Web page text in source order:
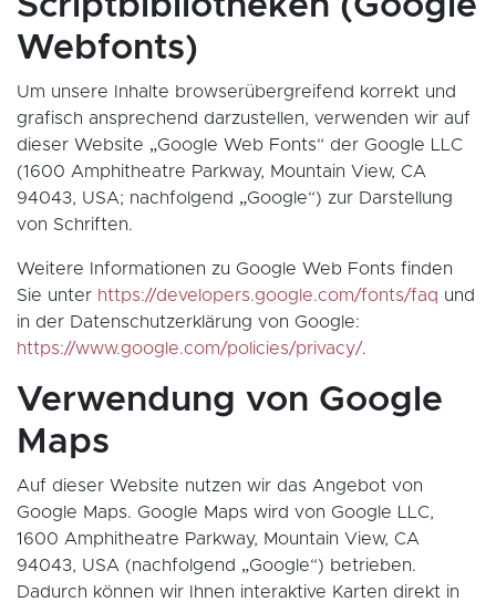
Webfonts)
Um unsere Inhalte browserübergreifend korrekt und
grafisch ansprechend darzustellen, verwenden wir auf
dieser Website „Google Web Fonts“ der Google LLC
(1600 Amphitheatre Parkway, Mountain View, CA
94043, USA; nachfolgend „Google“) zur Darstellung
von Schriften.
Weitere Informationen zu Google Web Fonts finden
Sie unter https://developers.google.com/fonts/faq und
in der Datenschutzerklärung von Google:
https://www.google.com/policies/privacy/.
Verwendung von Google
Maps
Auf dieser Website nutzen wir das Angebot von
Google Maps. Google Maps wird von Google LLC,
1600 Amphitheatre Parkway, Mountain View, CA
94043, USA (nachfolgend „Google“) betrieben.
Dadurch können wir Ihnen interaktive Karten direkt in